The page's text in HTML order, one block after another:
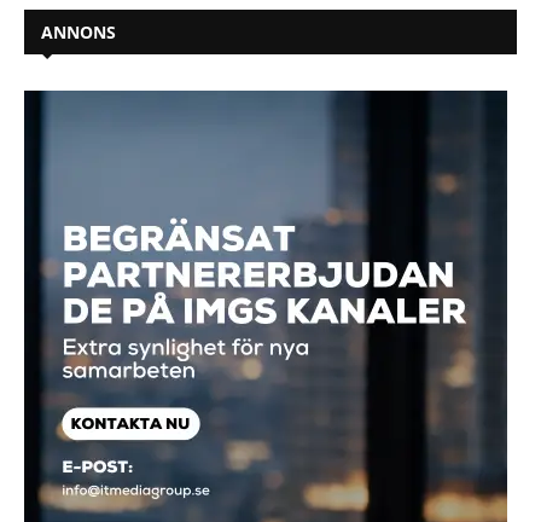
ANNONS